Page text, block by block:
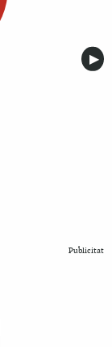
▶︎
Publicitat